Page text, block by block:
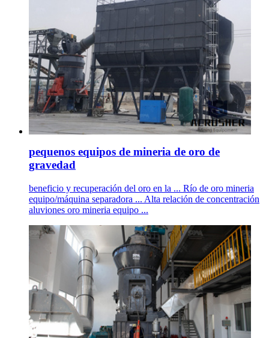
pequenos equipos de mineria de oro de
gravedad
beneficio y recuperación del oro en la ... Río de oro mineria
equipo/máquina separadora ... Alta relación de concentración
aluviones oro mineria equipo ...